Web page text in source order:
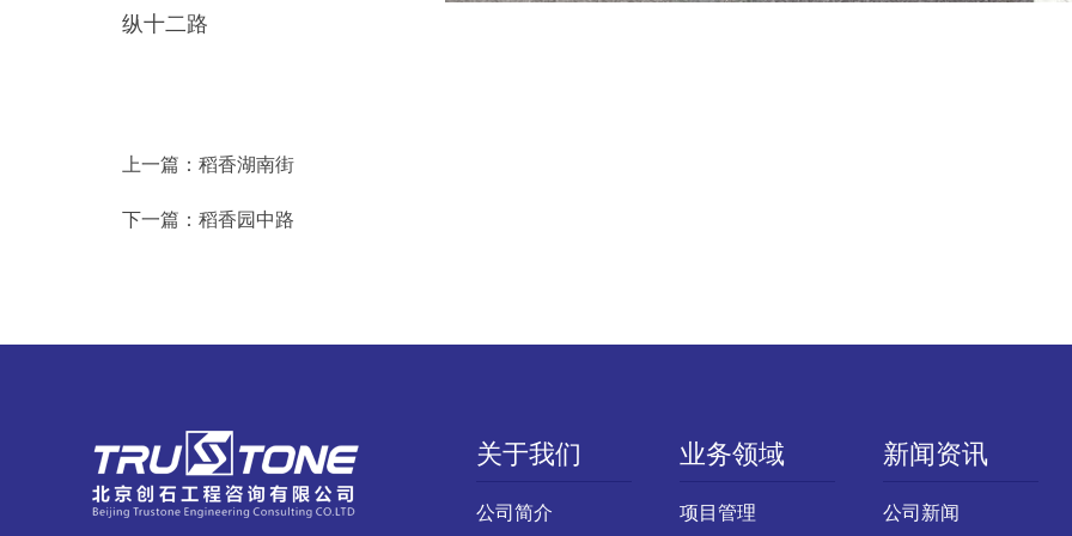
纵十二路
上一篇： 稻香湖南街
下一篇： 稻香园中路
关于我们
公司简介
业务领域
项目管理
新闻资讯
公司新闻